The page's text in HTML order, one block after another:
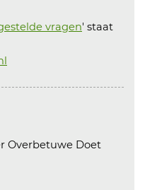
vragen' staat
Overbetuwe Doet
om informatie over